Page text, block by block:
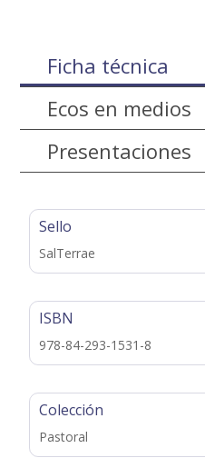
Ficha técnica
Ecos en medios
Presentaciones
Sello
SalTerrae
ISBN
978-84-293-1531-8
Colección
Pastoral